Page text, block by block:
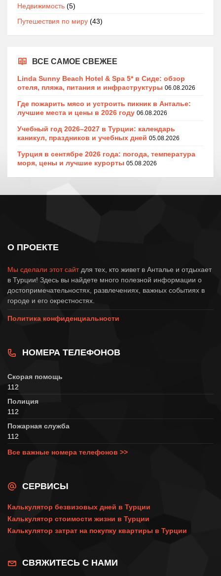
Недвижимость (5)
Путешествия по миру (43)
ВСЕ САМОЕ СВЕЖЕЕ
Linda Sunny Beach Hotel & Spa 5* в Сиде: обзор
отеля, пляжа, питания и инфраструктуры 06.08.2026
Где пожарить мясо и устроить пикник в Анталье:
лучшие места и цены в 2026 году 06.08.2026
Учебный год 2026–2027 в Турции: календарь
каникул, праздников и учебных дней 05.08.2026
Турция в сентябре 2026 года: погода, температура
моря, цены и лучшие курорты 05.08.2026
О ПРОЕКТЕ
Мы сделали этот сайтдля тех, кто живет в Анталье и отдыхает
в Турции! Здесь вы найдете много полезной информации о
достопримечательностях, развлечениях, важных событиях в
городе и его окрестностях.
Политика конфиденциальности
НОМЕРА ТЕЛЕФОНОВ
Скорая помощь
112
Полиция
112
Пожарная служба
112
Все важные номера телефонов >>
СЕРВИСЫ
Калькулятор безвизовых дней в Турции
Калькулятор стоимости жизни в Турции
Калькулятор затрат на покупку квартиры в Турции
СВЯЖИТЕСЬ С НАМИ